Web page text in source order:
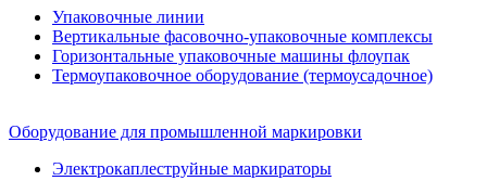
Упаковочные линии
Вертикальные фасовочно-упаковочные комплексы
Горизонтальные упаковочные машины флоупак
Термоупаковочное оборудование (термоусадочное)
Оборудование для промышленной маркировки
Электрокаплеструйные маркираторы